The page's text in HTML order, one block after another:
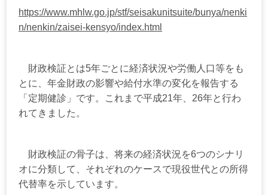
https://www.mhlw.go.jp/stf/seisakunitsuite/bunya/nenki
n/nenkin/zaisei-kensyo/index.html
財政検証とは5年ごとに経済状況や労働人口等をも
とに、年金財政の影響や給付水準の変化を報告する
「定期健診」です。
これまで平成21年、26年と行わ
れてきました。
財政検証の骨子は、将来の経済状況を6つのシナリ
オに分類して、それぞれのケースで現役世代との所得
代替率を示しています。